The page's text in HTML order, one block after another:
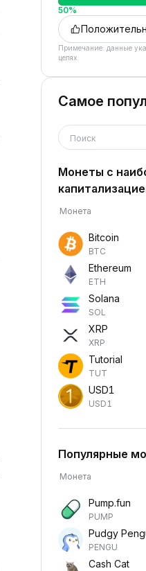
50%
Примечание: данные
целях.
Самое
Поиск
Монеты с
Монета
Bitcoin
BTC
Ethereum
ETH
Solana
SOL
XRP
XRP
Tutorial
TUT
USD1
USD1
Популярные
Монета
Pump.fun
PUMP
Pudgy
PENGU
Cash Cat